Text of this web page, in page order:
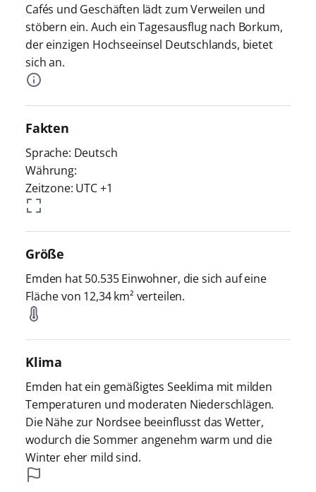
Cafés und Geschäften lädt zum Verweilen und
stöbern ein. Auch ein Tagesausflug nach Borkum,
der einzigen Hochseeinsel Deutschlands, bietet
sich an.
Fakten
Sprache: Deutsch
Währung:
Zeitzone: UTC +1
Größe
Emden hat 50.535 Einwohner, die sich auf eine
Fläche von 12,34 km² verteilen.
Klima
Emden hat ein gemäßigtes Seeklima mit milden
Temperaturen und moderaten Niederschlägen.
Die Nähe zur Nordsee beeinflusst das Wetter,
wodurch die Sommer angenehm warm und die
Winter eher mild sind.